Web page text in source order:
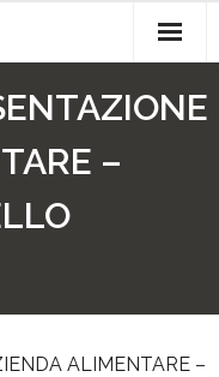
–
ALIMENTARE –